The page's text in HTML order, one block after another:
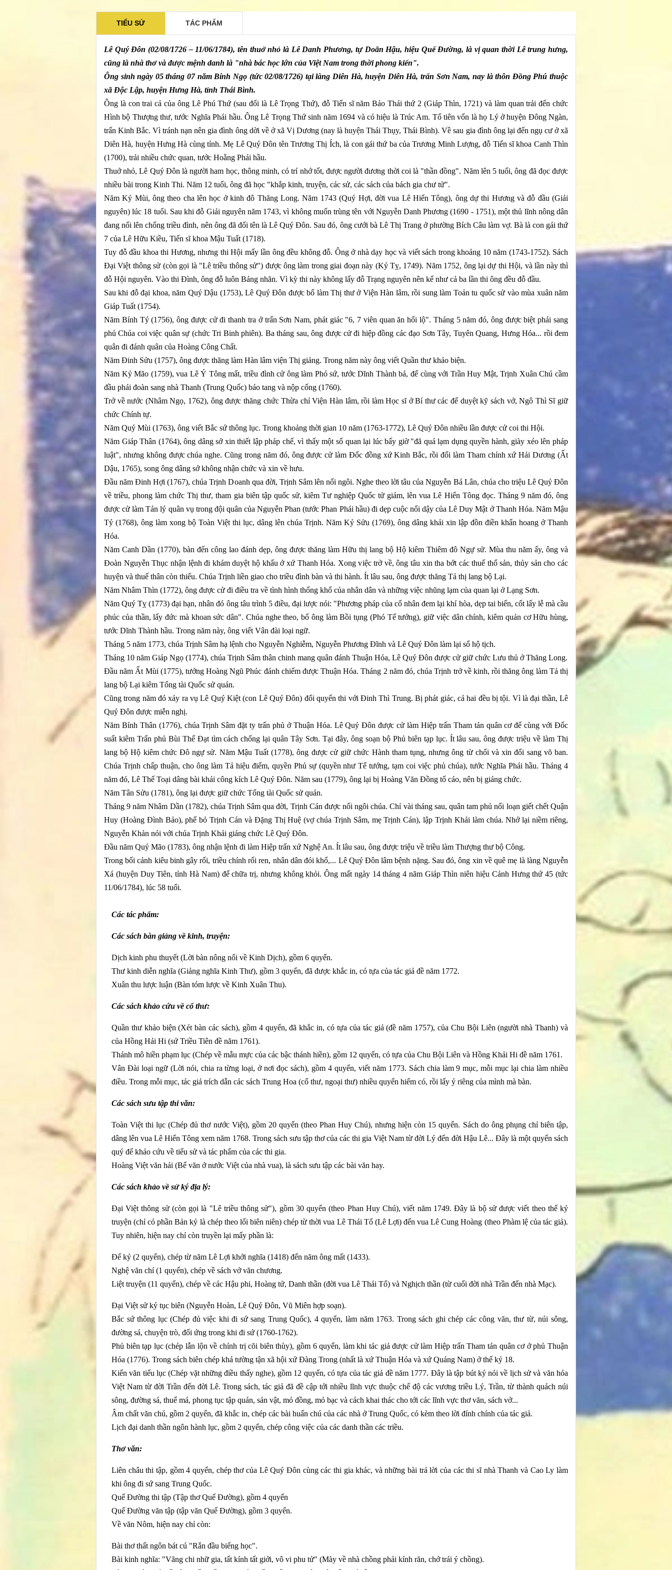
TIỂU SỬ TÁC PHẨM
Lê Quý Đôn (02/08/1726 – 11/06/1784), tên thuở nhỏ là Lê Danh Phương, tự Doãn Hậu, hiệu Quế Đường, là vị quan thời Lê trung hưng,
cũng là nhà thơ và được mệnh danh là "nhà bác học lớn của Việt Nam trong thời phong kiến".
Ông sinh ngày 05 tháng 07 năm Bính Ngọ (tức 02/08/1726) tại làng Diên Hà, huyện Diên Hà, trấn Sơn Nam, nay là thôn Đồng Phú thuộc
xã Độc Lập, huyện Hưng Hà, tỉnh Thái Bình.
Ông là con trai cả của ông Lê Phú Thứ (sau đổi là Lê Trọng Thứ), đỗ Tiến sĩ năm Bảo Thái thứ 2 (Giáp Thìn, 1721) và làm quan trải đến chức
Hình bộ Thượng thư, tước Nghĩa Phái hầu. Ông Lê Trọng Thứ sinh năm 1694 và có hiệu là Trúc Am. Tổ tiên vốn là họ Lý ở huyện Đông Ngàn,
trấn Kinh Bắc. Vì tránh nạn nên gia đình ông dời về ở xã Vị Dương (nay là huyện Thái Thụy, Thái Bình). Về sau gia đình ông lại đến ngụ cư ở xã
Diên Hà, huyện Hưng Hà cùng tỉnh. Mẹ Lê Quý Đôn tên Trương Thị Ích, là con gái thứ ba của Trương Minh Lượng, đỗ Tiến sĩ khoa Canh Thìn
(1700), trải nhiều chức quan, tước Hoằng Phái hầu.
Thuở nhỏ, Lê Quý Đôn là người ham học, thông minh, có trí nhớ tốt, được người đương thời coi là "thần đồng". Năm lên 5 tuổi, ông đã đọc được
nhiều bài trong Kinh Thi. Năm 12 tuổi, ông đã học "khắp kinh, truyện, các sử, các sách của bách gia chư tử".
Năm Kỷ Mùi, ông theo cha lên học ở kinh đô Thăng Long. Năm 1743 (Quý Hợi, đời vua Lê Hiển Tông), ông dự thi Hương và đỗ đầu (Giải
nguyên) lúc 18 tuổi. Sau khi đỗ Giải nguyên năm 1743, vì không muốn trùng tên với Nguyễn Danh Phương (1690 - 1751), một thủ lĩnh nông dân
đang nổi lên chống triều đình, nên ông đã đổi tên là Lê Quý Đôn. Sau đó, ông cưới bà Lê Thị Trang ở phường Bích Câu làm vợ. Bà là con gái thứ
7 của Lê Hữu Kiều, Tiến sĩ khoa Mậu Tuất (1718).
Tuy đỗ đầu khoa thi Hương, nhưng thi Hội mấy lần ông đều không đỗ. Ông ở nhà dạy học và viết sách trong khoảng 10 năm (1743-1752). Sách
Đại Việt thông sử (còn gọi là "Lê triều thông sử") được ông làm trong giai đoạn này (Kỷ Tỵ, 1749). Năm 1752, ông lại dự thi Hội, và lần này thì
đỗ Hội nguyên. Vào thi Đình, ông đỗ luôn Bảng nhãn. Vì kỳ thi này không lấy đỗ Trạng nguyên nên kể như cả ba lần thi ông đều đỗ đầu.
Sau khi đỗ đại khoa, năm Quý Dậu (1753), Lê Quý Đôn được bổ làm Thị thư ở Viện Hàn lâm, rồi sung làm Toản tu quốc sử vào mùa xuân năm
Giáp Tuất (1754).
Năm Bính Tý (1756), ông được cử đi thanh tra ở trấn Sơn Nam, phát giác "6, 7 viên quan ăn hối lộ". Tháng 5 năm đó, ông được biệt phái sang
phủ Chúa coi việc quân sự (chức Tri Binh phiên). Ba tháng sau, ông được cử đi hiệp đồng các đạo Sơn Tây, Tuyên Quang, Hưng Hóa... rồi đem
quân đi đánh quân của Hoàng Công Chất.
Năm Đinh Sửu (1757), ông được thăng làm Hàn lâm viện Thị giảng. Trong năm này ông viết Quần thư khảo biện.
Năm Kỷ Mão (1759), vua Lê Ý Tông mất, triều đình cử ông làm Phó sứ, tước Dĩnh Thành bá, để cùng với Trần Huy Mật, Trịnh Xuân Chú cầm
đầu phái đoàn sang nhà Thanh (Trung Quốc) báo tang và nộp cống (1760).
Trở về nước (Nhâm Ngọ, 1762), ông được thăng chức Thừa chỉ Viện Hàn lâm, rồi làm Học sĩ ở Bí thư các để duyệt kỹ sách vở, Ngô Thì Sĩ giữ
chức Chính tự.
Năm Quý Mùi (1763), ông viết Bắc sứ thông lục. Trong khoảng thời gian 10 năm (1763-1772), Lê Quý Đôn nhiều lần được cử coi thi Hội.
Năm Giáp Thân (1764), ông dâng sớ xin thiết lập pháp chế, vì thấy một số quan lại lúc bấy giờ "đã quá lạm dụng quyền hành, giày xéo lên pháp
luật", nhưng không được chúa nghe. Cũng trong năm đó, ông được cử làm Đốc đồng xứ Kinh Bắc, rồi đổi làm Tham chính xứ Hải Dương (Ất
Dậu, 1765), song ông dâng sớ không nhận chức và xin về hưu.
Đầu năm Đinh Hợi (1767), chúa Trịnh Doanh qua đời, Trịnh Sâm lên nối ngôi. Nghe theo lời tâu của Nguyễn Bá Lân, chúa cho triệu Lê Quý Đôn
về triều, phong làm chức Thị thư, tham gia biên tập quốc sử, kiêm Tư nghiệp Quốc tử giám, lên vua Lê Hiển Tông đọc. Tháng 9 năm đó, ông
được cử làm Tán lý quân vụ trong đội quân của Nguyễn Phan (tước Phan Phái hầu) đi dẹp cuộc nổi dậy của Lê Duy Mật ở Thanh Hóa. Năm Mậu
Tý (1768), ông làm xong bộ Toàn Việt thi lục, dâng lên chúa Trịnh. Năm Kỷ Sửu (1769), ông dâng khải xin lập đồn điền khẩn hoang ở Thanh
Hóa.
Năm Canh Dần (1770), bàn đến công lao đánh dẹp, ông được thăng làm Hữu thị lang bộ Hộ kiêm Thiêm đô Ngự sử. Mùa thu năm ấy, ông và
Đoàn Nguyễn Thục nhận lệnh đi khám duyệt hộ khẩu ở xứ Thanh Hóa. Xong việc trở về, ông tâu xin tha bớt các thuế thổ sản, thủy sản cho các
huyện và thuế thân còn thiếu. Chúa Trịnh liền giao cho triều đình bàn và thi hành. Ít lâu sau, ông được thăng Tả thị lang bộ Lại.
Năm Nhâm Thìn (1772), ông được cử đi điều tra về tình hình thống khổ của nhân dân và những việc nhũng lạm của quan lại ở Lạng Sơn.
Năm Quý Tỵ (1773) đại hạn, nhân đó ông tâu trình 5 điều, đại lược nói: "Phương pháp của cổ nhân đem lại khí hòa, dẹp tai biến, cốt lấy lễ mà cầu
phúc của thần, lấy đức mà khoan sức dân". Chúa nghe theo, bổ ông làm Bồi tụng (Phó Tể tướng), giữ việc dân chính, kiêm quản cơ Hữu hùng,
tước Dĩnh Thành hầu. Trong năm này, ông viết Vân đài loại ngữ.
Tháng 5 năm 1773, chúa Trịnh Sâm hạ lệnh cho Nguyễn Nghiễm, Nguyễn Phương Đĩnh và Lê Quý Đôn làm lại sổ hộ tịch.
Tháng 10 năm Giáp Ngọ (1774), chúa Trịnh Sâm thân chinh mang quân đánh Thuận Hóa, Lê Quý Đôn được cử giữ chức Lưu thủ ở Thăng Long.
Đầu năm Ất Mùi (1775), tướng Hoàng Ngũ Phúc đánh chiếm được Thuận Hóa. Tháng 2 năm đó, chúa Trịnh trở về kinh, rồi thăng ông làm Tả thị
lang bộ Lại kiêm Tổng tài Quốc sử quán.
Cũng trong năm đó xảy ra vụ Lê Quý Kiệt (con Lê Quý Đôn) đổi quyển thi với Đinh Thì Trung. Bị phát giác, cả hai đều bị tội. Vì là đại thần, Lê
Quý Đôn được miễn nghị.
Năm Bính Thân (1776), chúa Trịnh Sâm đặt ty trấn phủ ở Thuận Hóa. Lê Quý Đôn được cử làm Hiệp trấn Tham tán quân cơ để cùng với Đốc
suất kiêm Trấn phủ Bùi Thế Đạt tìm cách chống lại quân Tây Sơn. Tại đây, ông soạn bộ Phủ biên tạp lục. Ít lâu sau, ông được triệu về làm Thị
lang bộ Hộ kiêm chức Đô ngự sử. Năm Mậu Tuất (1778), ông được cử giữ chức Hành tham tụng, nhưng ông từ chối và xin đổi sang võ ban.
Chúa Trịnh chấp thuận, cho ông làm Tả hiệu điểm, quyền Phủ sự (quyền như Tể tướng, tạm coi việc phủ chúa), tước Nghĩa Phái hầu. Tháng 4
năm đó, Lê Thế Toại dâng bài khải công kích Lê Quý Đôn. Năm sau (1779), ông lại bị Hoàng Văn Đồng tố cáo, nên bị giáng chức.
Năm Tân Sửu (1781), ông lại được giữ chức Tổng tài Quốc sử quán.
Tháng 9 năm Nhâm Dần (1782), chúa Trịnh Sâm qua đời, Trịnh Cán được nối ngôi chúa. Chỉ vài tháng sau, quân tam phủ nổi loạn giết chết Quận
Huy (Hoàng Đình Bảo), phế bỏ Trịnh Cán và Đặng Thị Huệ (vợ chúa Trịnh Sâm, mẹ Trịnh Cán), lập Trịnh Khải làm chúa. Nhớ lại niềm riêng,
Nguyễn Khản nói với chúa Trịnh Khải giáng chức Lê Quý Đôn.
Đầu năm Quý Mão (1783), ông nhận lệnh đi làm Hiệp trấn xứ Nghệ An. Ít lâu sau, ông được triệu về triều làm Thượng thư bộ Công.
Trong bối cảnh kiêu binh gây rối, triều chính rối ren, nhân dân đói khổ,... Lê Quý Đôn lâm bệnh nặng. Sau đó, ông xin về quê mẹ là làng Nguyễn
Xá (huyện Duy Tiên, tỉnh Hà Nam) để chữa trị, nhưng không khỏi. Ông mất ngày 14 tháng 4 năm Giáp Thìn niên hiệu Cảnh Hưng thứ 45 (tức
11/06/1784), lúc 58 tuổi.
Các tác phẩm:
Các sách bàn giảng về kinh, truyện:
Dịch kinh phu thuyết (Lời bàn nông nổi về Kinh Dịch), gồm 6 quyển.
Thư kinh diễn nghĩa (Giảng nghĩa Kinh Thư), gồm 3 quyển, đã được khắc in, có tựa của tác giả đề năm 1772.
Xuân thu lược luận (Bàn tóm lược về Kinh Xuân Thu).
Các sách khảo cứu về cổ thư:
Quần thư khảo biện (Xét bàn các sách), gồm 4 quyển, đã khắc in, có tựa của tác giả (đề năm 1757), của Chu Bội Liên (người nhà Thanh) và
của Hồng Hải Hi (sứ Triều Tiên đề năm 1761).
Thánh mô hiền phạm lục (Chép về mẫu mực của các bậc thánh hiền), gồm 12 quyển, có tựa của Chu Bội Liên và Hồng Khải Hi đề năm 1761.
Vân Đài loại ngữ (Lời nói, chia ra từng loại, ở nơi đọc sách), gồm 4 quyển, viết năm 1773. Sách chia làm 9 mục, mỗi mục lại chia làm nhiều
điều. Trong mỗi mục, tác giả trích dẫn các sách Trung Hoa (cổ thư, ngoại thư) nhiều quyển hiếm có, rồi lấy ý riêng của mình mà bàn.
Các sách sưu tập thi văn:
Toàn Việt thi lục (Chép đủ thơ nước Việt), gồm 20 quyển (theo Phan Huy Chú), nhưng hiện còn 15 quyển. Sách do ông phụng chỉ biên tập,
dâng lên vua Lê Hiển Tông xem năm 1768. Trong sách sưu tập thơ của các thi gia Việt Nam từ đời Lý đến đời Hậu Lê... Đây là một quyển sách
quý để khảo cứu về tiểu sử và tác phẩm của các thi gia.
Hoàng Việt văn hải (Bể văn ở nước Việt của nhà vua), là sách sưu tập các bài văn hay.
Các sách khảo về sử ký địa lý:
Đại Việt thông sử (còn gọi là "Lê triều thông sử"), gồm 30 quyển (theo Phan Huy Chú), viết năm 1749. Đây là bộ sử được viết theo thể kỷ
truyện (chỉ có phần Bản kỷ là chép theo lối biên niên) chép từ thời vua Lê Thái Tổ (Lê Lợi) đến vua Lê Cung Hoàng (theo Phàm lệ của tác giả).
Tuy nhiên, hiện nay chỉ còn truyền lại mấy phần là:
Đế kỷ (2 quyển), chép từ năm Lê Lợi khởi nghĩa (1418) đến năm ông mất (1433).
Nghệ văn chí (1 quyển), chép về sách vở văn chương.
Liệt truyện (11 quyển), chép về các Hậu phi, Hoàng tử, Danh thần (đời vua Lê Thái Tổ) và Nghịch thần (từ cuối đời nhà Trần đến nhà Mạc).
Đại Việt sử ký tục biên (Nguyễn Hoàn‎, ‎Lê Quý Đôn‎, ‎Vũ Miên‎ hợp soạn).
Bắc sứ thông lục (Chép đủ việc khi đi sứ sang Trung Quốc), 4 quyển, làm năm 1763. Trong sách ghi chép các công văn, thư từ, núi sông,
đường sá, chuyện trò, đối ứng trong khi đi sứ (1760-1762).
Phủ biên tạp lục (chép lẫn lộn về chính trị cõi biên thùy), gồm 6 quyển, làm khi tác giả được cử làm Hiệp trấn Tham tán quân cơ ở phủ Thuận
Hóa (1776). Trong sách biên chép khá tường tận xã hội xứ Đàng Trong (nhất là xứ Thuận Hóa và xứ Quảng Nam) ở thế kỷ 18.
Kiến văn tiểu lục (Chép vặt những điều thấy nghe), gồm 12 quyển, có tựa của tác giả đề năm 1777. Đây là tập bút ký nói về lịch sử và văn hóa
Việt Nam từ đời Trần đến đời Lê. Trong sách, tác giả đã đề cập tới nhiều lĩnh vực thuộc chế độ các vương triều Lý, Trần, từ thành quách núi
sông, đường sá, thuế má, phong tục tập quán, sản vật, mỏ đồng, mỏ bạc và cách khai thác cho tới các lĩnh vực thơ văn, sách vở...
Âm chất văn chú, gồm 2 quyển, đã khắc in, chép các bài huấn chú của các nhà ở Trung Quốc, có kèm theo lời đính chính của tác giả.
Lịch đại danh thần ngôn hành lục, gồm 2 quyển, chép công việc của các danh thần các triều.
Thơ văn:
Liên châu thi tập, gồm 4 quyển, chép thơ của Lê Quý Đôn cùng các thi gia khác, và những bài trả lời của các thi sĩ nhà Thanh và Cao Ly làm
khi ông đi sứ sang Trung Quốc.
Quế Đường thi tập (Tập thơ Quế Đường), gồm 4 quyển
Quế Đường văn tập (tập văn Quế Đường), gồm 3 quyển.
Về văn Nôm, hiện nay chỉ còn:
Bài thơ thất ngôn bát cú "Rắn đầu biếng học".
Bài kinh nghĩa: "Vãng chi nhữ gia, tất kính tất giới, vô vi phu tử" (Mày về nhà chồng phải kính răn, chớ trái ý chồng).